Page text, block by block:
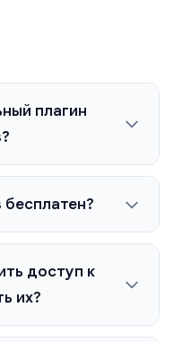
плагин
доступ к
их?